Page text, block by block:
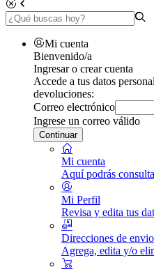
Mi cuenta
Bienvenido/a
Ingresar o crear cuenta
Accede a tus datos
devoluciones:
Correo electrónico
Ingrese un correo válido
Continuar
Mi cuenta
Aquí podrás
Mi Perfil
Revisa y edita tus
Direcciones de envio
Agrega, edita y/o